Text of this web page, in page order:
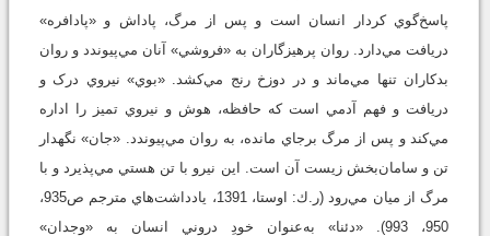
پاسخ‌گوي کردار انسان است و پس از مرگ، پاداش و «پادافره»
دريافت مي‌دارد. روان پرهيزگاران به «فروشي» آنان مي‌پيوندد و روان
بدکاران تنها مي‌ماند و در دوزخ رنج مي‌کشد. «بوي» نيروي درک و
دريافت و فهم آدمي است که حافظه، هوش و نيروي تميز را اداره
مي‌کند و پس از مرگ برجاي مانده، به روان مي‌پيوندد. «جان» نگهدار
تن و سامان‌بخش زيست آن است. اين نيرو با تن هستي مي‌پذيرد و با
مرگ از ميان مي‌رود (ر.ك: اوستا، 1391، يادداشت‌هاي مترجم ص935،
950، 993). «دئنا» به‌عنوان خودِ دروني انسان به «وجدان»